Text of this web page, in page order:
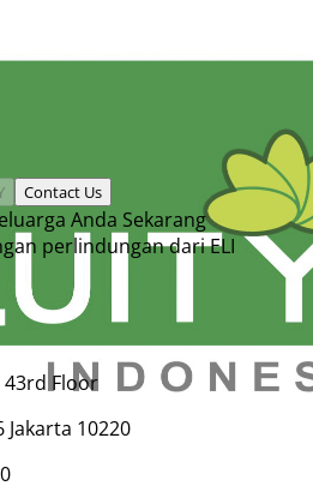
Contact Us
Anda Sekarang
perlindungan dari ELI
Floor
Jakarta 10220